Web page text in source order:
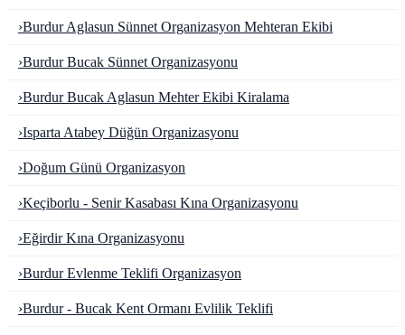
›Burdur Aglasun Sünnet Organizasyon Mehteran Ekibi
›Burdur Bucak Sünnet Organizasyonu
›Burdur Bucak Aglasun Mehter Ekibi Kiralama
›Isparta Atabey Düğün Organizasyonu
›Doğum Günü Organizasyon
›Keçiborlu - Senir Kasabası Kına Organizasyonu
›Eğirdir Kına Organizasyonu
›Burdur Evlenme Teklifi Organizasyon
›Burdur - Bucak Kent Ormanı Evlilik Teklifi